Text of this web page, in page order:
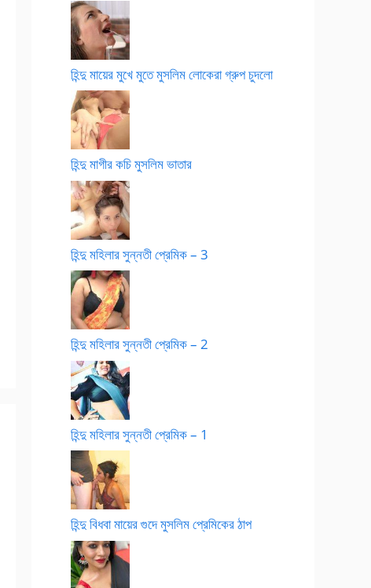
হিন্দু মায়ের মুখে মুতে মুসলিম লোকেরা গ্রুপ চুদলো
হিন্দু মাগীর কচি মুসলিম ভাতার
হিন্দু মহিলার সুন্নতী প্রেমিক – 3
হিন্দু মহিলার সুন্নতী প্রেমিক – 2
হিন্দু মহিলার সুন্নতী প্রেমিক – 1
হিন্দু বিধবা মায়ের গুদে মুসলিম প্রেমিকের ঠাপ